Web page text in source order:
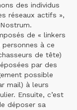
des individus
réseaux actifs »,
de « linkers
à ce
de tête)
par des
possible
mail) à leurs
Ensuite, c’est
déposer sa